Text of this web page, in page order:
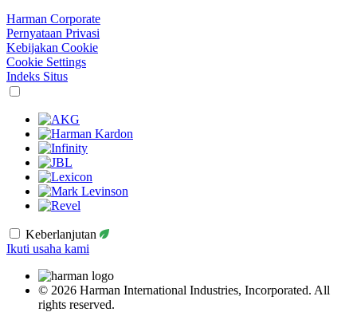
Harman Corporate
Pernyataan Privasi
Kebijakan Cookie
Cookie Settings
Indeks Situs
Keberlanjutan
Ikuti usaha kami
© 2026 Harman International Industries, Incorporated. All
rights reserved.